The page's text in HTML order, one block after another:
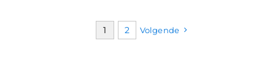
1 2 Volgende